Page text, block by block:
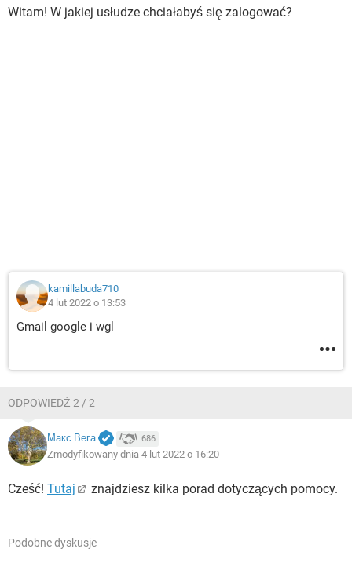
Witam! W jakiej usłudze chciałabyś się zalogować?
kamillabuda710
4 lut 2022 o 13:53
Gmail google i wgl
ODPOWIEDŹ 2 / 2
Макс Вега 686
Zmodyfikowany dnia 4 lut 2022 o 16:20
Cześć! Tutaj znajdziesz kilka porad dotyczących pomocy.
Podobne dyskusje